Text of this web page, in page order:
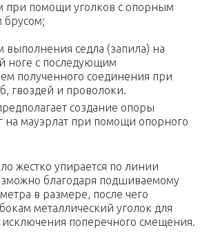
при помощи уголков с опорным
выполнения седла (запила) на
ноге с последующим
полученного соединения при
гвоздей и проволоки.
создание опоры
на мауэрлат при помощи опорного
жестко упирается по линии
благодаря подшиваемому
в размере, после чего
металлический уголок для
исключения поперечного смещения.